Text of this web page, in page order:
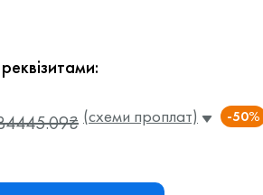
(схеми проплат) -50%